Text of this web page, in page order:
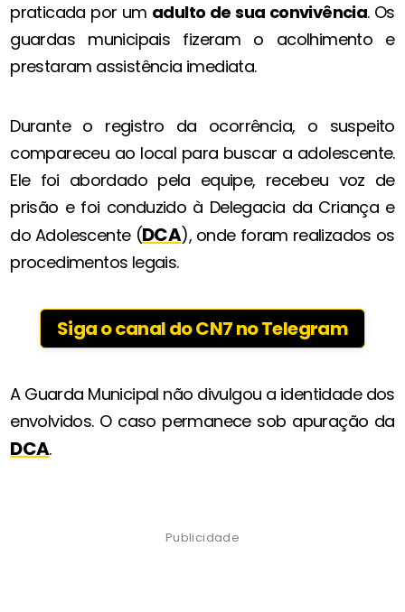
praticada por um adulto de sua convivência. Os
guardas municipais fizeram o acolhimento e
prestaram assistência imediata.
Durante o registro da ocorrência, o suspeito
compareceu ao local para buscar a adolescente.
Ele foi abordado pela equipe, recebeu voz de
prisão e foi conduzido à Delegacia da Criança e
do Adolescente (DCA), onde foram realizados os
procedimentos legais.
Siga o canal do CN7 no Telegram
A Guarda Municipal não divulgou a identidade dos
envolvidos. O caso permanece sob apuração da
DCA.
Publicidade